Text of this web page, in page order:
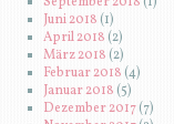
Juni 2018 (1)
April 2018 (2)
März 2018 (2)
Februar 2018(4)
Januar 2018 (5)
Dezember 2017(7)